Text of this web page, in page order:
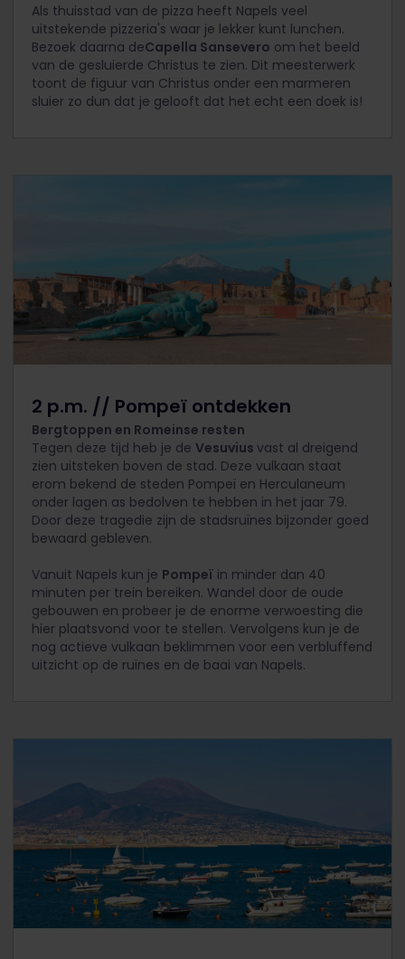
Als thuisstad van de pizza heeft Napels veel
uitstekende pizzeria's waar je lekker kunt lunchen.
Bezoek daarna deCapella Sansevero om het beeld
van de gesluierde Christus te zien. Dit meesterwerk
toont de figuur van Christus onder een marmeren
sluier zo dun dat je gelooft dat het echt een doek is!
2 p.m. // Pompeï ontdekken
Bergtoppen en Romeinse resten
Tegen deze tijd heb je de Vesuvius vast al dreigend
zien uitsteken boven de stad. Deze vulkaan staat
erom bekend de steden Pompeï en Herculaneum
onder lagen as bedolven te hebben in het jaar 79.
Door deze tragedie zijn de stadsruïnes bijzonder goed
bewaard gebleven.
Vanuit Napels kun je Pompeï in minder dan 40
minuten per trein bereiken. Wandel door de oude
gebouwen en probeer je de enorme verwoesting die
hier plaatsvond voor te stellen. Vervolgens kun je de
nog actieve vulkaan beklimmen voor een verbluffend
uitzicht op de ruïnes en de baai van Napels.